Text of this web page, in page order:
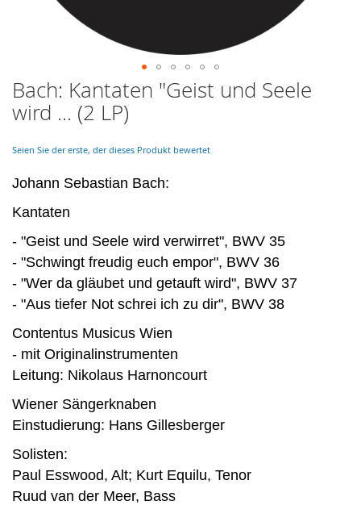
Skip
to
the
of
images
Bach: Kantaten "Geist und Seele
wird ... (2 LP)
Seien Sie der erste, der dieses Produkt bewertet
Johann Sebastian Bach:
Kantaten
- "Geist und Seele wird verwirret", BWV 35
- "Schwingt freudig euch empor", BWV 36
- "Wer da gläubet und getauft wird", BWV 37
- "Aus tiefer Not schrei ich zu dir", BWV 38
Contentus Musicus Wien
- mit Originalinstrumenten
Leitung: Nikolaus Harnoncourt
Wiener Sängerknaben
Einstudierung: Hans Gillesberger
Solisten:
Paul Esswood, Alt; Kurt Equilu, Tenor
Ruud van der Meer, Bass